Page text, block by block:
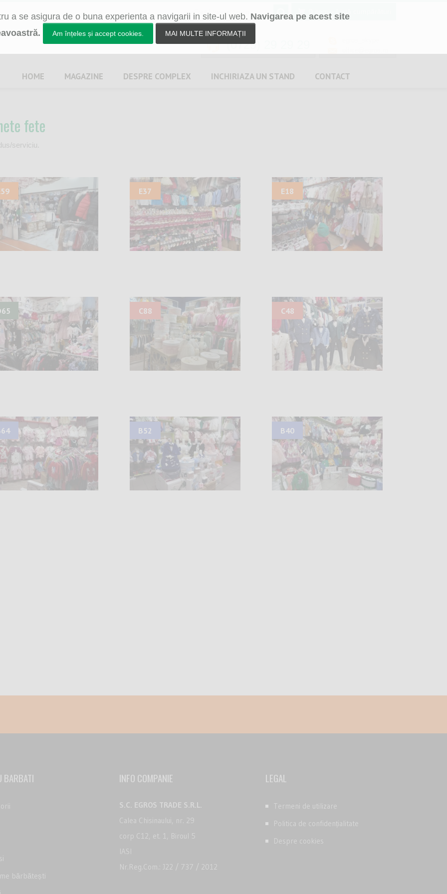
a se asigura de o buna experienta a navigarii in site-ul web. Navigarea pe acest site
Am înțeles și accept cookies. MAI MULTE INFORMAȚII
- Listă cumpărături
(0729) 29 29 29
HOME MAGAZINE DESPRE COMPLEX INCHIRIAZAUN STAND CONTACT
fete
serviciu.
E37 E18
C88 C48
B52 B40
BARBATI
bărbătești
INFO COMPANIE
S.C. EGROS TRADE S.R.L.
Calea Chisinaului, nr. 29
corp C12, et. 1, Biroul 5
IASI
Nr.Reg.Com.: J22 / 737 / 2012
LEGAL
Termeni de utilizare
Politica de confidențialitate
Despre cookies